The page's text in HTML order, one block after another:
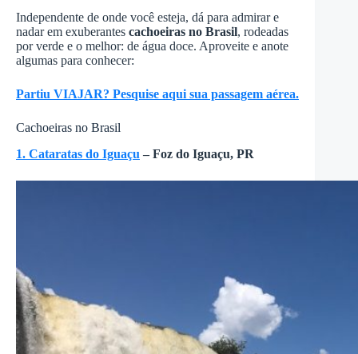
Independente de onde você esteja, dá para admirar e
nadar em exuberantes cachoeiras no Brasil, rodeadas
por verde e o melhor: de água doce. Aproveite e anote
algumas para conhecer:
Partiu VIAJAR? Pesquise aqui sua passagem aérea.
Cachoeiras no Brasil
1. Cataratas do Iguaçu – Foz do Iguaçu, PR